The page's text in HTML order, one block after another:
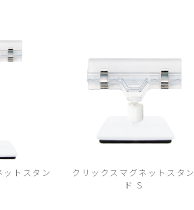
ットスタン
クリックスマグネットスタン
ド S